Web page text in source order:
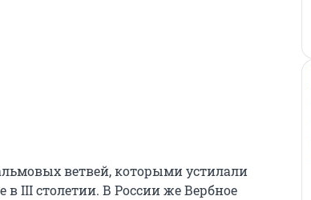
ветвей, которыми устилали
в III столетии. В России же Вербное